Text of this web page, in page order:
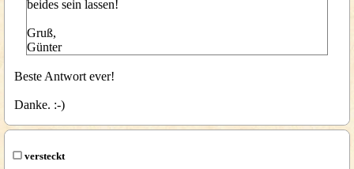
beides sein lassen!
Gruß,
Günter
Beste Antwort ever!
Danke. :-)
versteckt